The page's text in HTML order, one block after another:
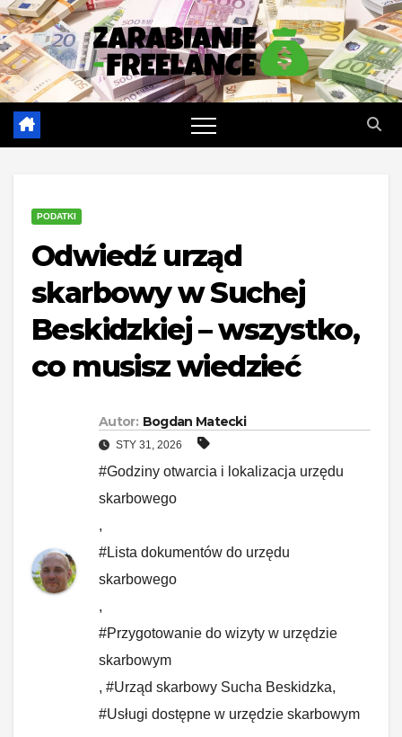
Skip
to
content
PODATKI
Odwiedź urząd
skarbowy w Suchej
Beskidzkiej – wszystko,
co musisz wiedzieć
Autor: Bogdan Matecki
STY 31, 2026
#Godziny otwarcia i lokalizacja urzędu
skarbowego
,
#Lista dokumentów do urzędu
skarbowego
,
#Przygotowanie do wizyty w urzędzie
skarbowym
, #Urząd skarbowy Sucha Beskidzka,
#Usługi dostępne w urzędzie skarbowym